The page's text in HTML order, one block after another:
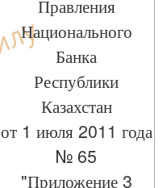
Правления
Национального
Банка
Республики
Казахстан
от 1 июля 2011 года
№ 65
"Приложение 3